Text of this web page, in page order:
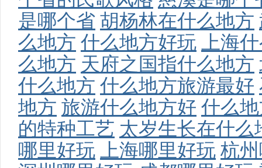
是哪个省 胡杨林在什么地方
么地方 什么地方好玩
上海
么地方 天府之国指什么地方
什么地方 什么地方旅游最好
地方 旅游什么地方好 什么
的特种工艺 太岁生长在什么
哪里好玩
上海哪里好玩 杭